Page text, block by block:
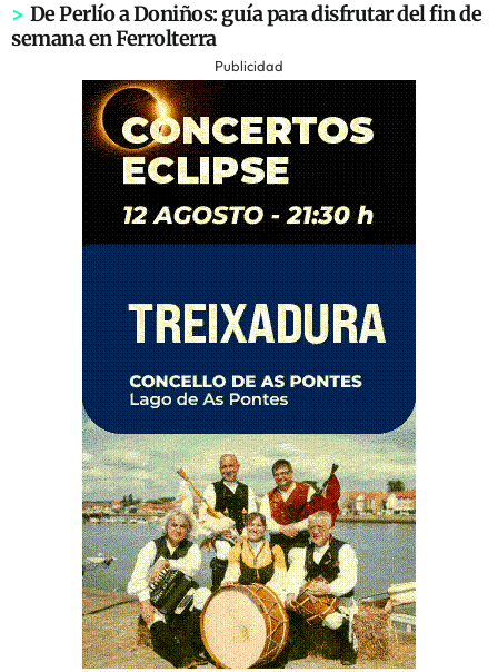
> De Perlío a Doniños: guía para disfrutar del fin de
semana en Ferrolterra
Publicidad